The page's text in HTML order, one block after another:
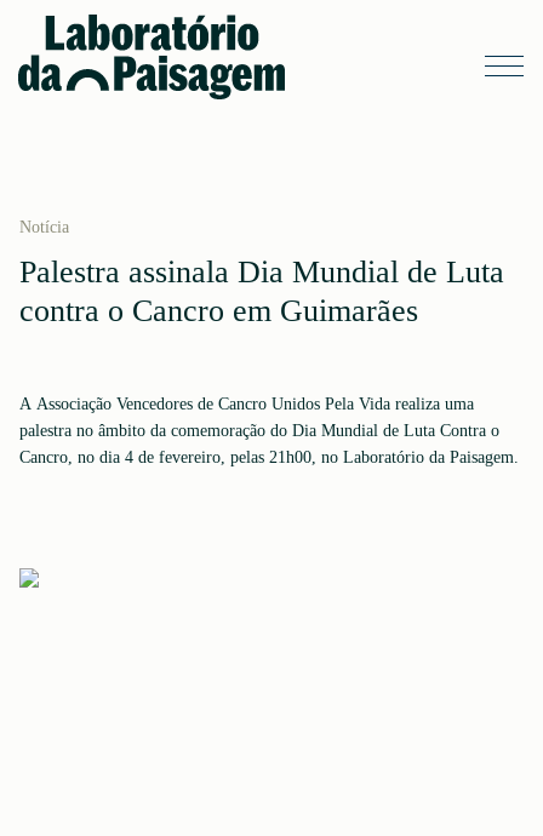
Notícia
Palestra assinala Dia Mundial de Luta
contra o Cancro em Guimarães
A Associação Vencedores de Cancro Unidos Pela Vida realiza uma
palestra no âmbito da comemoração do Dia Mundial de Luta Contra o
Cancro, no dia 4 de fevereiro, pelas 21h00, no Laboratório da Paisagem.